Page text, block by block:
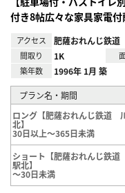
付き8帖広々な家具家電
アクセス 肥薩おれんじ鉄道
間取り 1K
築年数 1996年 1月 築
プラン名・期間
ロング【肥薩おれんじ鉄道
北】
30日以上～365日未満
ショート【肥薩おれんじ鉄
駅北】
～30日未満